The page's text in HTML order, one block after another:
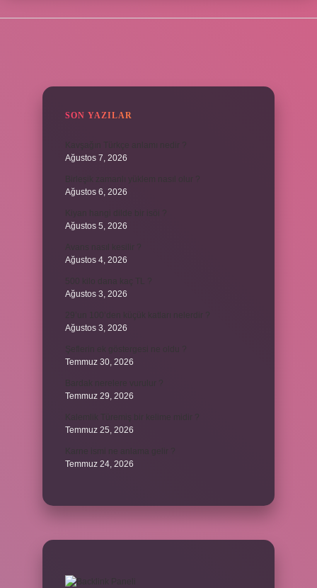
SON YAZILAR
Ağustos 7, 2026
Ağustos 6, 2026
Ağustos 5, 2026
Ağustos 4, 2026
Ağustos 3, 2026
Ağustos 3, 2026
Temmuz 30, 2026
Temmuz 29, 2026
Temmuz 25, 2026
Temmuz 24, 2026